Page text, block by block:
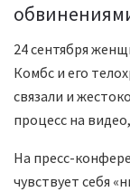
24 сентября
Комбс и его
связали и
процесс на
На пресс-
чувствует себя